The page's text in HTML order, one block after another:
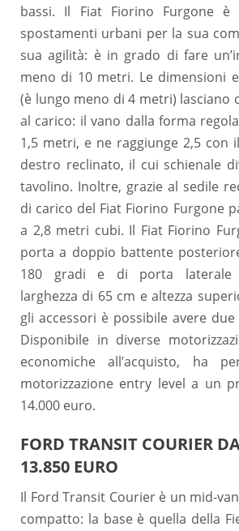
bassi. Il Fiat Fiorino Furgone
spostamenti urbani per la sua
sua agilità: è in grado di fare
meno di 10 metri. Le dimensioni
(è lungo meno di 4 metri) lasciano
al carico: il vano dalla forma
1,5 metri, e ne raggiunge 2,5 con
destro reclinato, il cui schienale
tavolino. Inoltre, grazie al sedile
di carico del Fiat Fiorino Furgone
a 2,8 metri cubi. Il Fiat Fiorino
porta a doppio battente
180 gradi e di porta laterale
larghezza di 65 cm e altezza
gli accessori è possibile avere
Disponibile in diverse
economiche all’acquisto, ha
motorizzazione entry level a un
14.000 euro.
FORD TRANSIT COURIER
13.850 EURO
Il Ford Transit Courier è un mid-
compatto: la base è quella della